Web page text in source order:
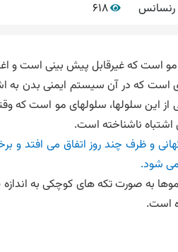
رنسانس 618
است که غیرقابل پیش بینی است و اغلب در سنین
که در آن سیستم ایمنی بدن به
این سلولها، سلولهای مو است که
ناشناخته است.
و ظرف چند روز اتفاق می افتد و
شود.
به صورت تکه های کوچکی به
است.